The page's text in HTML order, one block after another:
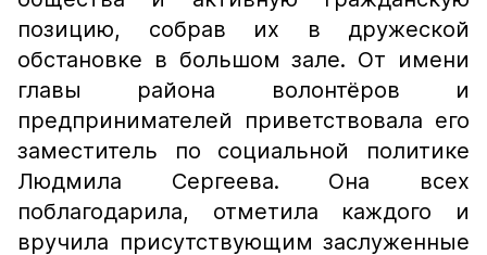
позицию, собрав их в дружеской
обстановке в большом зале. От имени
главы района волонтёров и
предпринимателей приветствовала его
заместитель по социальной политике
Людмила Сергеева. Она всех
поблагодарила, отметила каждого и
вручила присутствующим заслуженные